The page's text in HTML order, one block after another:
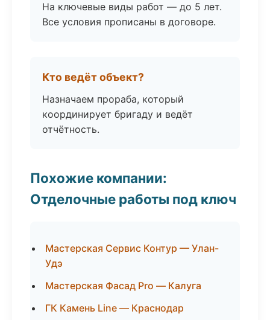
На ключевые виды работ — до 5 лет.
Все условия прописаны в договоре.
Кто ведёт объект?
Назначаем прораба, который
координирует бригаду и ведёт
отчётность.
Похожие компании:
Отделочные работы под ключ
Мастерская Сервис Контур — Улан-
Удэ
Мастерская Фасад Pro — Калуга
ГК Камень Line — Краснодар